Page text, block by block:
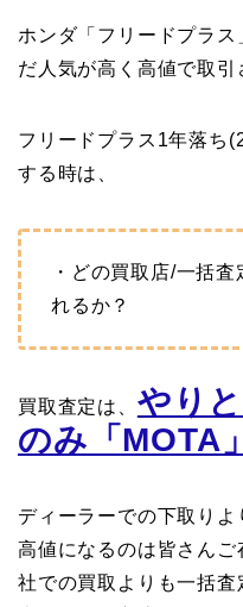
ホンダ「フリードプラ
だ人気が高く高値で取引
フリードプラス1年落ち
する時は、
・どの買取店/一括
れるか？
買取査定は、 やり
のみ「MOTA」
ディーラーでの下取り
高値になるのは皆さん
社での買取よりも一括査